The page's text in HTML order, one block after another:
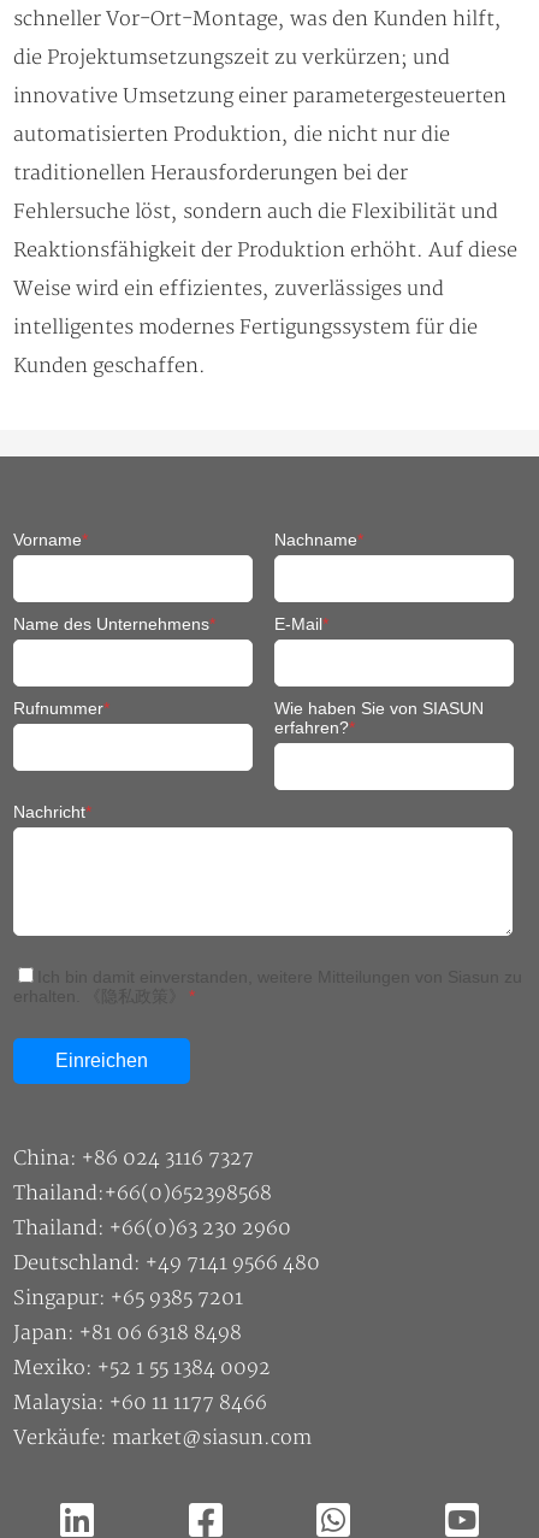
schneller Vor-Ort-Montage, was den Kunden hilft,
die Projektumsetzungszeit zu verkürzen; und
innovative Umsetzung einer parametergesteuerten
automatisierten Produktion, die nicht nur die
traditionellen Herausforderungen bei der
Fehlersuche löst, sondern auch die Flexibilität und
Reaktionsfähigkeit der Produktion erhöht. Auf diese
Weise wird ein effizientes, zuverlässiges und
intelligentes modernes Fertigungssystem für die
Kunden geschaffen.
Vorname* Nachname*
Name des Unternehmens* E-Mail*
Rufnummer*
Wie haben Sie von SIASUN
erfahren?*
Nachricht*
*
China: +86 024 3116 7327
Thailand:+66(0)652398568
Thailand: +66(0)63 230 2960
Deutschland: +49 7141 9566 480
Singapur: +65 9385 7201
Japan: +81 06 6318 8498
Mexiko: +52 1 55 1384 0092
Malaysia: +60 11 1177 8466
Verkäufe: market@siasun.com